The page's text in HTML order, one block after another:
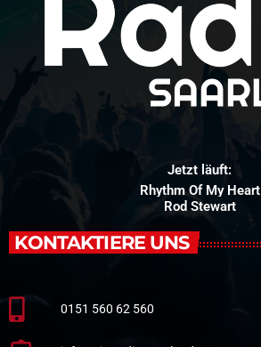
Jetzt läuft:
Rhythm Of My Heart
Rod Stewart
KONTAKTIERE UNS
0151 560 62 560